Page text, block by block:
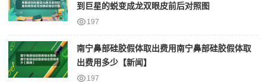
到巨星的蜕变成龙双眼皮前后对照图
197
南宁鼻部硅胶假体取出费用南宁鼻部硅胶假体取
出费用多少【新闻】
197